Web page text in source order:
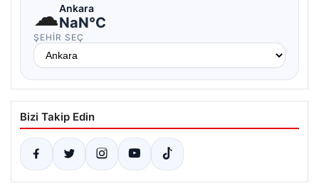
☁Ankara
NaN°C
ŞEHIR SEÇ
Bizi Takip Edin